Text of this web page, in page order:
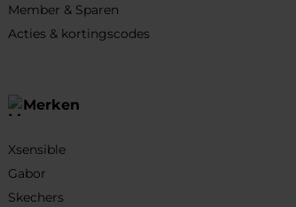
Member & Sparen
Acties & kortingscodes
Merken
Xsensible
Gabor
Skechers